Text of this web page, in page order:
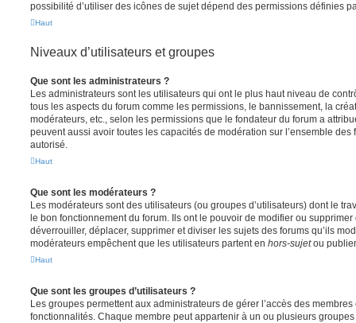
possibilité d’utiliser des icônes de sujet dépend des permissions définies
Haut
Niveaux d’utilisateurs et groupes
Que sont les administrateurs ?
Les administrateurs sont les utilisateurs qui ont le plus haut niveau de
tous les aspects du forum comme les permissions, le bannissement, la
modérateurs, etc., selon les permissions que le fondateur du forum a
peuvent aussi avoir toutes les capacités de modération sur l’ensemble
autorisé.
Haut
Que sont les modérateurs ?
Les modérateurs sont des utilisateurs (ou groupes d’utilisateurs) dont le
le bon fonctionnement du forum. Ils ont le pouvoir de modifier ou
déverrouiller, déplacer, supprimer et diviser les sujets des forums qu’ils
modérateurs empêchent que les utilisateurs partent en hors-sujetou
Haut
Que sont les groupes d’utilisateurs ?
Les groupes permettent aux administrateurs de gérer l’accès des
fonctionnalités. Chaque membre peut appartenir à un ou plusieurs